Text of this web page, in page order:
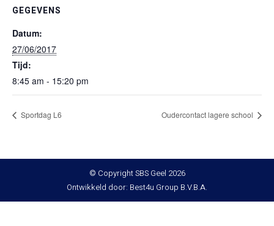
GEGEVENS
Datum:
27/06/2017
Tijd:
8:45 am - 15:20 pm
Sportdag L6 Oudercontact lagere school
© Copyright SBS Geel 2026
Ontwikkeld door: Best4u Group B.V.B.A.